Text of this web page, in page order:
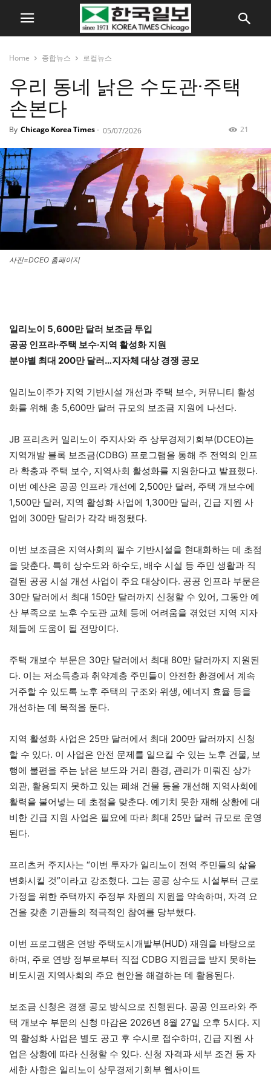
Home 종합뉴스 로컬뉴스
우리 동네 낡은 수도관·주택
손본다
By Chicago Korea Times- 05/07/2026 21
사진=DCEO 홈페이지
일리노이 5,600만 달러 보조금 투입
공공 인프라·주택 보수·지역 활성화 지원
분야별 최대 200만 달러…지자체 대상 경쟁 공모
일리노이주가 지역 기반시설 개선과 주택 보수, 커뮤니티 활성
화를 위해 총 5,600만 달러 규모의 보조금 지원에 나선다.
JB 프리츠커 일리노이 주지사와 주 상무경제기회부(DCEO)는
지역개발 블록 보조금(CDBG) 프로그램을 통해 주 전역의 인프
라 확충과 주택 보수, 지역사회 활성화를 지원한다고 발표했다.
이번 예산은 공공 인프라 개선에 2,500만 달러, 주택 개보수에
1,500만 달러, 지역 활성화 사업에 1,300만 달러, 긴급 지원 사
업에 300만 달러가 각각 배정됐다.
이번 보조금은 지역사회의 필수 기반시설을 현대화하는 데 초점
을 맞춘다. 특히 상수도와 하수도, 배수 시설 등 주민 생활과 직
결된 공공 시설 개선 사업이 주요 대상이다. 공공 인프라 부문은
30만 달러에서 최대 150만 달러까지 신청할 수 있어, 그동안 예
산 부족으로 노후 수도관 교체 등에 어려움을 겪었던 지역 지자
체들에 도움이 될 전망이다.
주택 개보수 부문은 30만 달러에서 최대 80만 달러까지 지원된
다. 이는 저소득층과 취약계층 주민들이 안전한 환경에서 계속
거주할 수 있도록 노후 주택의 구조와 위생, 에너지 효율 등을
개선하는 데 목적을 둔다.
지역 활성화 사업은 25만 달러에서 최대 200만 달러까지 신청
할 수 있다. 이 사업은 안전 문제를 일으킬 수 있는 노후 건물, 보
행에 불편을 주는 낡은 보도와 거리 환경, 관리가 미뤄진 상가
외관, 활용되지 못하고 있는 폐쇄 건물 등을 개선해 지역사회에
활력을 불어넣는 데 초점을 맞춘다. 예기치 못한 재해 상황에 대
비한 긴급 지원 사업은 필요에 따라 최대 25만 달러 규모로 운영
된다.
프리츠커 주지사는 “이번 투자가 일리노이 전역 주민들의 삶을
변화시킬 것”이라고 강조했다. 그는 공공 상수도 시설부터 근로
가정을 위한 주택까지 주정부 차원의 지원을 약속하며, 자격 요
건을 갖춘 기관들의 적극적인 참여를 당부했다.
이번 프로그램은 연방 주택도시개발부(HUD) 재원을 바탕으로
하며, 주로 연방 정부로부터 직접 CDBG 지원금을 받지 못하는
비도시권 지역사회의 주요 현안을 해결하는 데 활용된다.
보조금 신청은 경쟁 공모 방식으로 진행된다. 공공 인프라와 주
택 개보수 부문의 신청 마감은 2026년 8월 27일 오후 5시다. 지
역 활성화 사업은 별도 공고 후 수시로 접수하며, 긴급 지원 사
업은 상황에 따라 신청할 수 있다. 신청 자격과 세부 조건 등 자
세한 사항은 일리노이 상무경제기회부 웹사이트